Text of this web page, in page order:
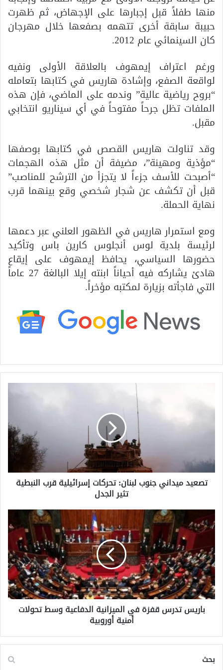
منها طفلاً قبل إجبارها على الإجهاض، ثم ظهرت
حبيبة سابقة أخرى تتهمه بصفعها خلال مهرجان
كان السينمائي عام 2012.
ورغم اعتراف إيمهوف بالعلاقة الأولى ونفيه
لواقعة الصفع، وإشادة هاريس في كتابها بتعامله
“بروح رياضية عالية” وندمه على الماضي، فإن هذه
الملفات تظل جرحاً مفتوحاً في أي سيناريو انتخابي
مقبل.
وقد تناولت هاريس القصص في كتابها بوصفها
“مؤذية ومهينة”، مضيفة أن مثل هذه الهجمات
“أصبحت للأسف جزءاً لا يتجزأ من الترشح للمناصب”
قبل أن تكشف عن شجار شخصي وقع بينهما قرب
نهاية الحملة.
ومع استمرار هاريس في الظهور العلني عبر دعمها
لرئيسة بلدية لوس أنجلوس كارين باس وتأكيد
حضورها السياسي، يحافظ إيمهوف على إيقاع
هادئ يشاركه فيه أحياناً ابنته إيلا البالغة 27 عاماً
التي فاجأته بزيارة لمكتبه مؤخراً.
ع
د
د
ا
ن
و
ل
ب
ن
ا
ن
:
ك
ت
تصعيد ميداني جنوب لبنان: تحركات إسرائيلية قرب النبطية
تثير الجدل
ب
ا
ي
س
ت
د
ر
س
ة
ي
باريس تدرس قفزة في الميزانية الدفاعية وسط تحولات
أمنية أوروبية
بحث